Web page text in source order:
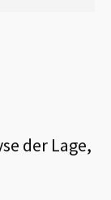
der Lage,